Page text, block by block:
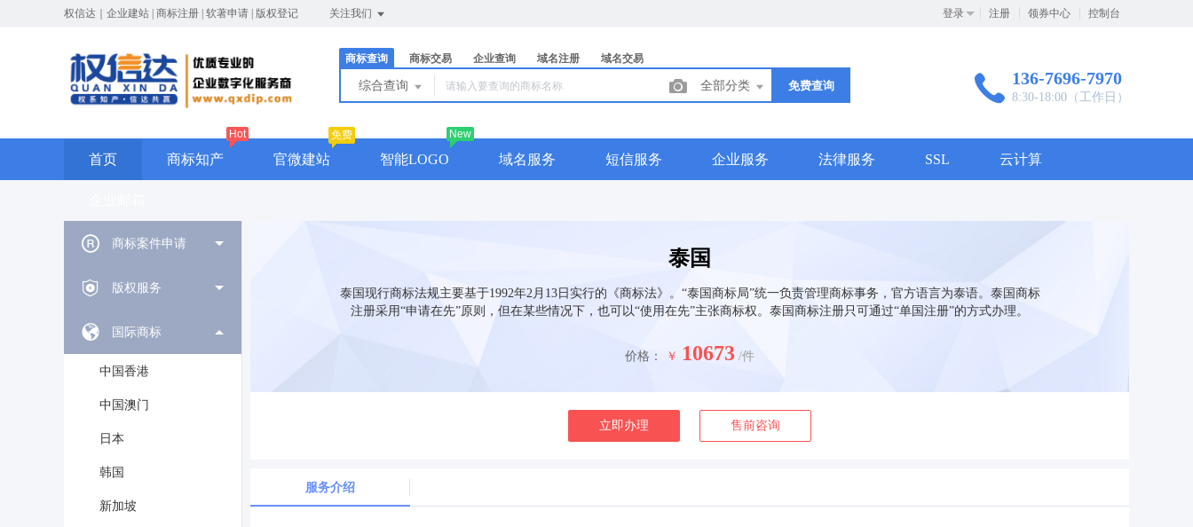
权信达｜企业建站 | 商标注册 | 软著申请 | 版权登记 关注我们 登录 注册 领券中心 控制台
商标查询 商标交易 企业查询 域名注册 域名交易
综合查询 全部分类 免费查询 136-7696-7970
8:30-18:00（工作日）
首页 商标知产
Hot
官微建站
免费
智能LOGO
New
域名服务 短信服务 企业服务 法律服务 SSL 云计算
商标案件申请
版权服务
国际商标
中国香港
中国澳门
日本
韩国
新加坡
泰国
泰国现行商标法规主要基于1992年2月13日实行的《商标法》。“泰国商标局”统一负责管理商标事务，官方语言为泰语。泰国商标
注册采用“申请在先”原则，但在某些情况下，也可以“使用在先”主张商标权。泰国商标注册只可通过“单国注册”的方式办理。
价格： ￥ 10673 /件
立即办理 售前咨询
服务介绍